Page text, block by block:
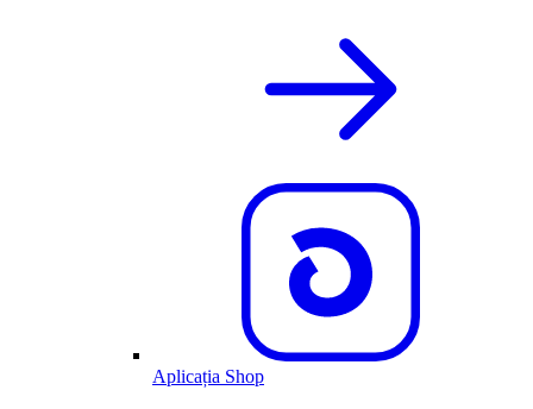
Aplicația Shop